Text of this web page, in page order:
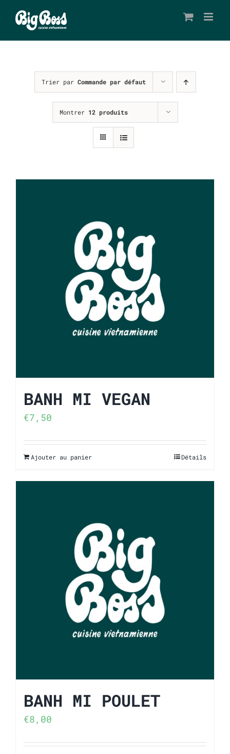
Trier par Commande par défaut
Montrer 12 produits
BANH MI VEGAN
€7,50
Ajouter au panier Détails
BANH MI POULET
€8,00